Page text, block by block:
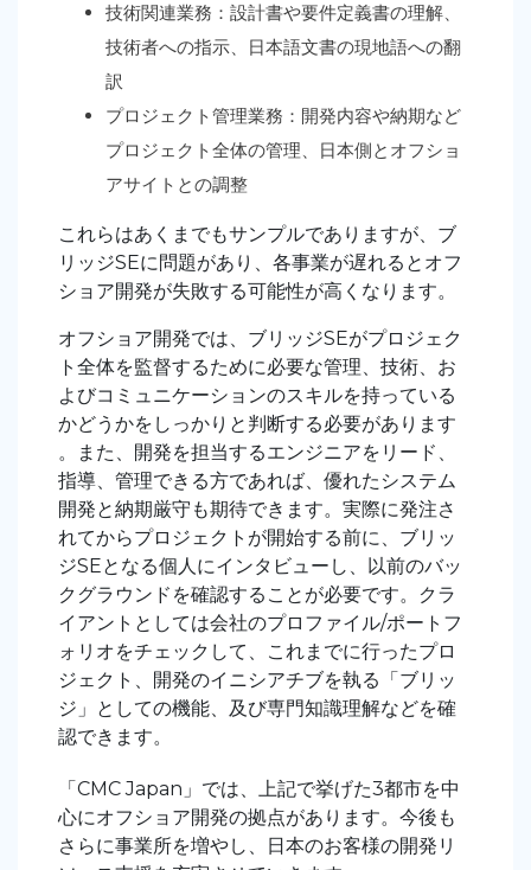
技術関連業務：設計書や要件定義書の理解、
技術者への指示、日本語文書の現地語への翻
訳
プロジェクト管理業務：開発内容や納期など
プロジェクト全体の管理、日本側とオフショ
アサイトとの調整
これらはあくまでもサンプルでありますが、ブ
リッジSEに問題があり、各事業が遅れるとオフ
ショア開発が失敗する可能性が高くなります。
オフショア開発では、ブリッジSEがプロジェク
ト全体を監督するために必要な管理、技術、お
よびコミュニケーションのスキルを持っている
かどうかをしっかりと判断する必要があります
。また、開発を担当するエンジニアをリード、
指導、管理できる方であれば、優れたシステム
開発と納期厳守も期待できます。実際に発注さ
れてからプロジェクトが開始する前に、ブリッ
ジSEとなる個人にインタビューし、以前のバッ
クグラウンドを確認することが必要です。クラ
イアントとしては会社のプロファイル/ポートフ
ォリオをチェックして、これまでに行ったプロ
ジェクト、開発のイニシアチブを執る「ブリッ
ジ」としての機能、及び専門知識理解などを確
認できます。
「CMC Japan」では、上記で挙げた3都市を中
心にオフショア開発の拠点があります。今後も
さらに事業所を増やし、日本のお客様の開発リ